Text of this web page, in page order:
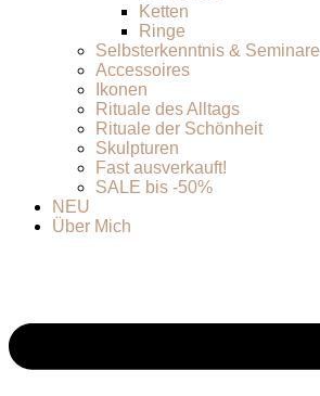
Ketten
Ringe
Selbsterkenntnis & Seminare
Accessoires
Ikonen
Rituale des Alltags
Rituale der Schönheit
Skulpturen
Fast ausverkauft!
SALE bis -50%
NEU
Über Mich